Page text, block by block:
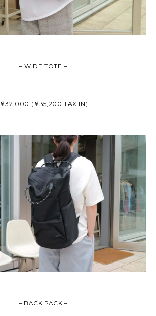
– WIDE TOTE –
￥32,000 (￥35,200 TAX IN)
– BACK PACK –